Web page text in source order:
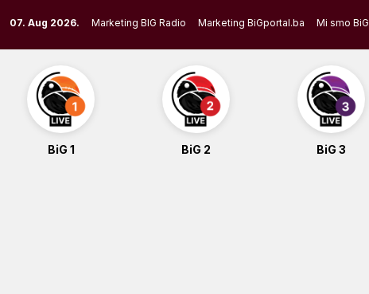
to
content
07. Aug 2026. Marketing BIG Radio Marketing BiGportal.ba Mi smo BiG
BiG 1 BiG 2 BiG 3